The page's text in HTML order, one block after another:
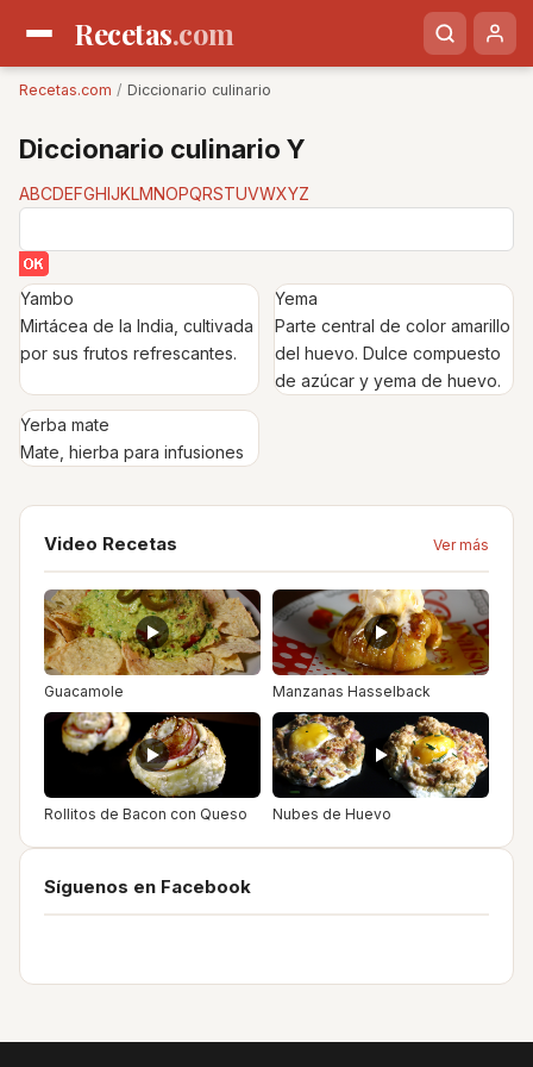
Recetas.com
Recetas.com / Diccionario culinario
Diccionario culinario Y
ABCDEFGHIJKLMNOPQRSTUVWXYZ
Yambo
Mirtácea de la India, cultivada
por sus frutos refrescantes.
Yema
Parte central de color amarillo
del huevo. Dulce compuesto
de azúcar y yema de huevo.
Yerba mate
Mate, hierba para infusiones
Video Recetas Ver más
Guacamole Manzanas Hasselback
Rollitos de Bacon con Queso Nubes de Huevo
Síguenos en Facebook